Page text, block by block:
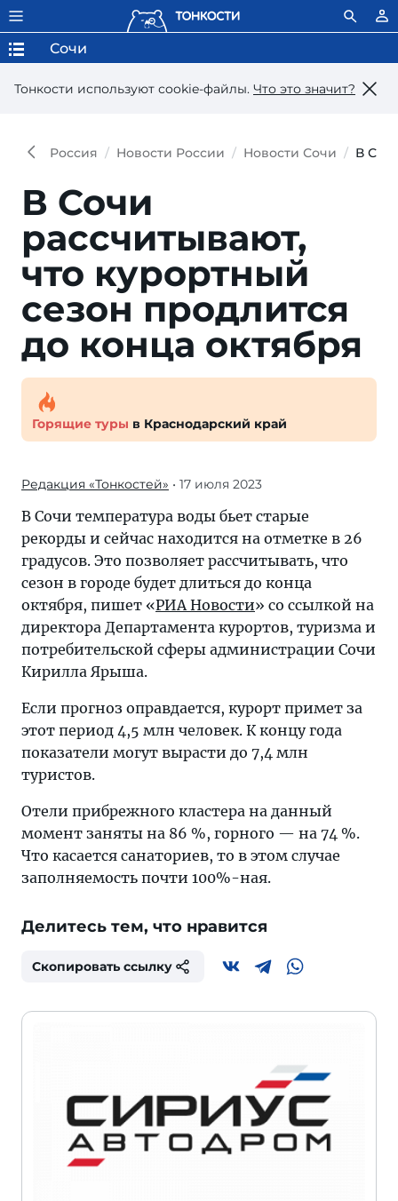
Тонкости используют сookie-файлы. Что это значит?
Сочи
Россия Новости России Новости Сочи В
В Сочи
рассчитывают,
что курортный
сезон продлится
до конца октября
Горящие туры в Краснодарский край
Редакция «Тонкостей» • 17 июля 2023
В Сочи температура воды бьет старые
рекорды и сейчас находится на отметке в 26
градусов. Это позволяет рассчитывать, что
сезон в городе будет длиться до конца
октября, пишет «РИА Новости» со ссылкой на
директора Департамента курортов, туризма и
потребительской сферы администрации Сочи
Кирилла Ярыша.
Если прогноз оправдается, курорт примет за
этот период 4,5 млн человек. К концу года
показатели могут вырасти до 7,4 млн
туристов.
Отели прибрежного кластера на данный
момент заняты на 86 %, горного — на 74 %.
Что касается санаториев, то в этом случае
заполняемость почти 100%-ная.
Делитесь тем, что нравится
Скопировать ссылку